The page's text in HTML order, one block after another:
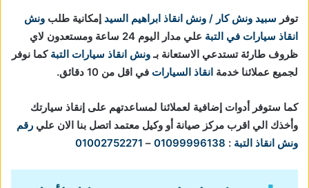
توفر سبيد ونش كار / ونش انقاذ ابراهيم السيد إمكانية طلب ونش
انقاذ سيارات في التبة
علي مدار اليوم 24 ساعة ومستعدون لاي
ظروف طارئة تستدعي الاستعانة بـونش انقاذ سيارات التبة كما نوفر
لجميع عملائنا خدمة انقاذ السيارات في اقل من 10 دقائق.
كما ستوفر أدوات إضافية لعملائنا لمساعدتهم على إنقاذ سيارتك
وأخذك الي اقرب مركز صيانة أو وكيل معتمد اتصل بنا الان علي رقم
ونش انقاذ التبة :
01099996138
–
01002752271